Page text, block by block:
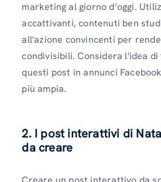
marketing al giorno d’oggi.
accattivanti, contenuti ben
all'azione convincenti per
condivisibili. Considera l'idea
questi post in annunci
più ampia.
2. I post interattivi di
da creare